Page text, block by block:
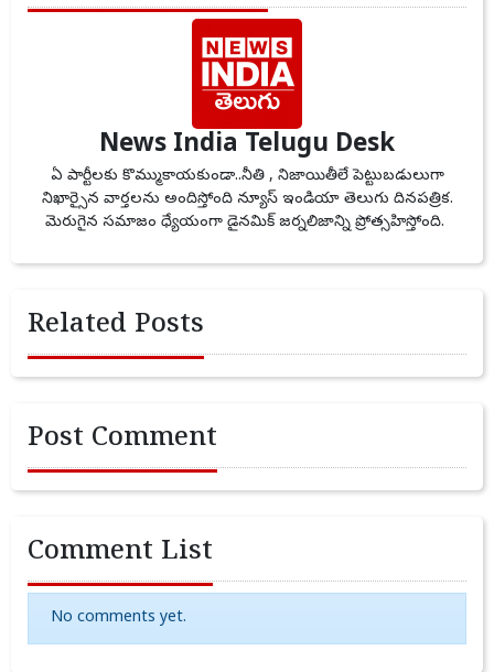
News India Telugu Desk
ఏ పార్టీలకు కొమ్ముకాయకుండా..నీతి , నిజాయితీలే పెట్టుబడులుగా
నిఖార్సైన వార్తలను అందిస్తోంది న్యూస్ ఇండియా తెలుగు దినపత్రిక.
మెరుగైన సమాజం ధ్యేయంగా డైనమిక్ జర్నలిజాన్ని ప్రోత్సహిస్తోంది.
Related Posts
Post Comment
Comment List
No comments yet.